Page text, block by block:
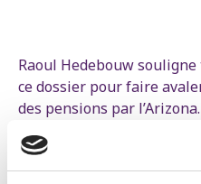
Raoul Hedebouw
ce dossier pour faire
des pensions par
rouge. Ce ne sont pas les
leurs moyens, mais les
fin aux privilèges